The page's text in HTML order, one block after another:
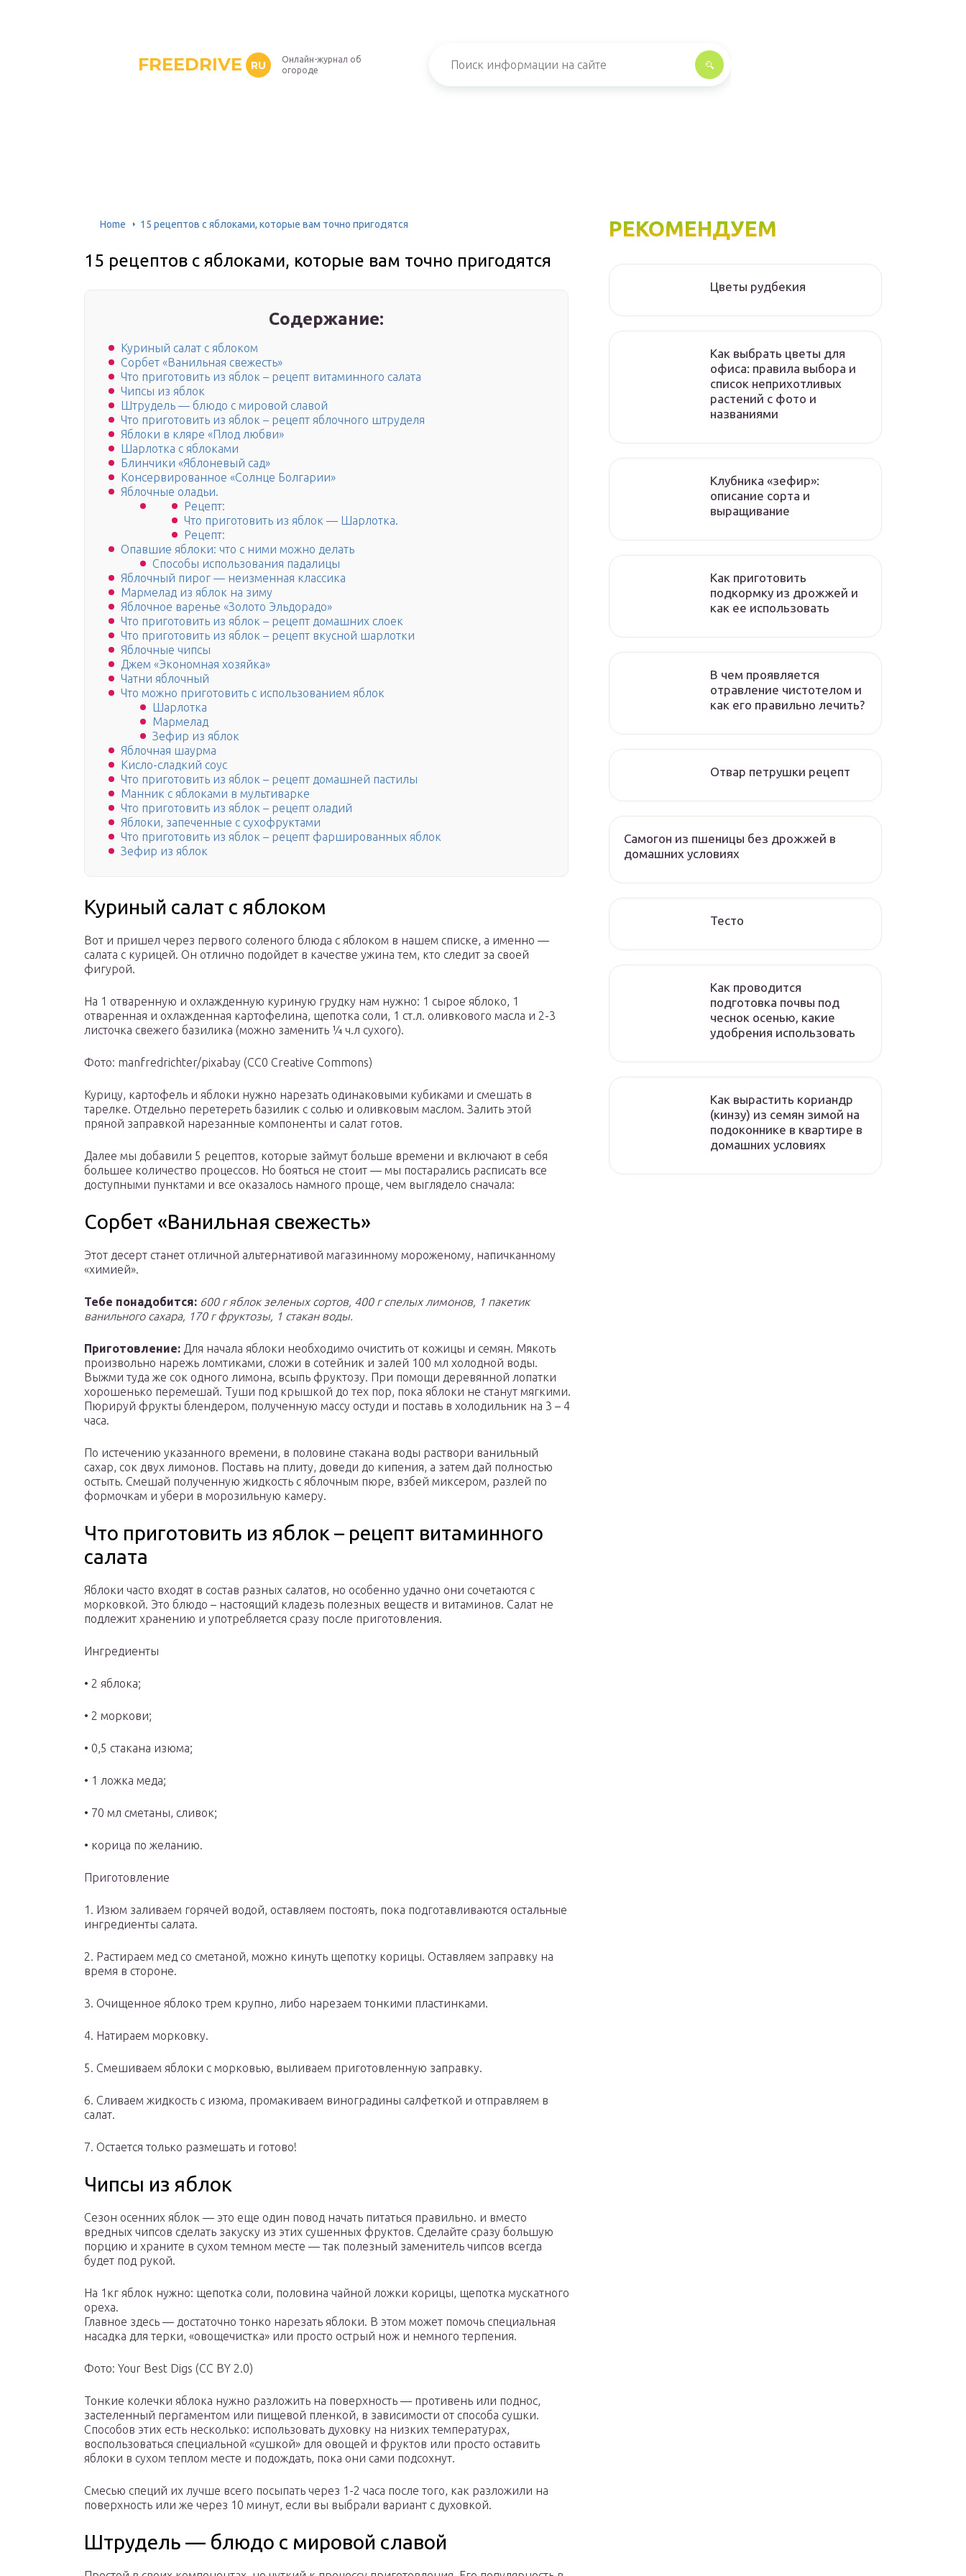
FREEDRIVE RU
Онлайн-журнал об
огороде
Home 15 рецептов с яблоками, которые вам точно пригодятся
15 рецептов с яблоками, которые вам точно пригодятся
Содержание:
Куриный салат с яблоком
Сорбет «Ванильная свежесть»
Что приготовить из яблок – рецепт витаминного салата
Чипсы из яблок
Штрудель — блюдо с мировой славой
Что приготовить из яблок – рецепт яблочного штруделя
Яблоки в кляре «Плод любви»
Шарлотка с яблоками
Блинчики «Яблоневый сад»
Консервированное «Солнце Болгарии»
Яблочные оладьи.
Рецепт:
Что приготовить из яблок — Шарлотка.
Рецепт:
Опавшие яблоки: что с ними можно делать
Способы использования падалицы
Яблочный пирог — неизменная классика
Мармелад из яблок на зиму
Яблочное варенье «Золото Эльдорадо»
Что приготовить из яблок – рецепт домашних слоек
Что приготовить из яблок – рецепт вкусной шарлотки
Яблочные чипсы
Джем «Экономная хозяйка»
Чатни яблочный
Что можно приготовить с использованием яблок
Шарлотка
Мармелад
Зефир из яблок
Яблочная шаурма
Кисло-сладкий соус
Что приготовить из яблок – рецепт домашней пастилы
Манник с яблоками в мультиварке
Что приготовить из яблок – рецепт оладий
Яблоки, запеченные с сухофруктами
Что приготовить из яблок – рецепт фаршированных яблок
Зефир из яблок
Куриный салат с яблоком
Вот и пришел через первого соленого блюда с яблоком в нашем списке, а именно —
салата с курицей. Он отлично подойдет в качестве ужина тем, кто следит за своей
фигурой.
На 1 отваренную и охлажденную куриную грудку нам нужно: 1 сырое яблоко, 1
отваренная и охлажденная картофелина, щепотка соли, 1 ст.л. оливкового масла и 2-3
листочка свежего базилика (можно заменить ¼ ч.л сухого).
Фото: manfredrichter/pixabay (CC0 Creative Commons)
Курицу, картофель и яблоки нужно нарезать одинаковыми кубиками и смешать в
тарелке. Отдельно перетереть базилик с солью и оливковым маслом. Залить этой
пряной заправкой нарезанные компоненты и салат готов.
Далее мы добавили 5 рецептов, которые займут больше времени и включают в себя
большее количество процессов. Но бояться не стоит — мы постарались расписать все
доступными пунктами и все оказалось намного проще, чем выглядело сначала:
Сорбет «Ванильная свежесть»
Этот десерт станет отличной альтернативой магазинному мороженому, напичканному
«химией».
Тебе понадобится: 600 г яблок зеленых сортов, 400 г спелых лимонов, 1 пакетик
ванильного сахара, 170 г фруктозы, 1 стакан воды.
Приготовление: Для начала яблоки необходимо очистить от кожицы и семян. Мякоть
произвольно нарежь ломтиками, сложи в сотейник и залей 100 мл холодной воды.
Выжми туда же сок одного лимона, всыпь фруктозу. При помощи деревянной лопатки
хорошенько перемешай. Туши под крышкой до тех пор, пока яблоки не станут мягкими.
Пюрируй фрукты блендером, полученную массу остуди и поставь в холодильник на 3 – 4
часа.
По истечению указанного времени, в половине стакана воды раствори ванильный
сахар, сок двух лимонов. Поставь на плиту, доведи до кипения, а затем дай полностью
остыть. Смешай полученную жидкость с яблочным пюре, взбей миксером, разлей по
формочкам и убери в морозильную камеру.
Что приготовить из яблок – рецепт витаминного
салата
Яблоки часто входят в состав разных салатов, но особенно удачно они сочетаются с
морковкой. Это блюдо – настоящий кладезь полезных веществ и витаминов. Салат не
подлежит хранению и употребляется сразу после приготовления.
Ингредиенты
• 2 яблока;
• 2 моркови;
• 0,5 стакана изюма;
• 1 ложка меда;
• 70 мл сметаны, сливок;
• корица по желанию.
Приготовление
1. Изюм заливаем горячей водой, оставляем постоять, пока подготавливаются остальные
ингредиенты салата.
2. Растираем мед со сметаной, можно кинуть щепотку корицы. Оставляем заправку на
время в стороне.
3. Очищенное яблоко трем крупно, либо нарезаем тонкими пластинками.
4. Натираем морковку.
5. Смешиваем яблоки с морковью, выливаем приготовленную заправку.
6. Сливаем жидкость с изюма, промакиваем виноградины салфеткой и отправляем в
салат.
7. Остается только размешать и готово!
Чипсы из яблок
Сезон осенних яблок — это еще один повод начать питаться правильно. и вместо
вредных чипсов сделать закуску из этих сушенных фруктов. Сделайте сразу большую
порцию и храните в сухом темном месте — так полезный заменитель чипсов всегда
будет под рукой.
На 1кг яблок нужно: щепотка соли, половина чайной ложки корицы, щепотка мускатного
ореха.
Главное здесь — достаточно тонко нарезать яблоки. В этом может помочь специальная
насадка для терки, «овощечистка» или просто острый нож и немного терпения.
Фото: Your Best Digs (CC BY 2.0)
Тонкие колечки яблока нужно разложить на поверхность — противень или поднос,
застеленный пергаментом или пищевой пленкой, в зависимости от способа сушки.
Способов этих есть несколько: использовать духовку на низких температурах,
воспользоваться специальной «сушкой» для овощей и фруктов или просто оставить
яблоки в сухом теплом месте и подождать, пока они сами подсохнут.
Смесью специй их лучше всего посыпать через 1-2 часа после того, как разложили на
поверхность или же через 10 минут, если вы выбрали вариант с духовкой.
Штрудель — блюдо с мировой славой
РЕКОМЕНДУЕМ
Цветы рудбекия
Как выбрать цветы для
офиса: правила выбора и
список неприхотливых
растений с фото и
названиями
Клубника «зефир»:
описание сорта и
выращивание
Как приготовить
подкормку из дрожжей и
как ее использовать
В чем проявляется
отравление чистотелом и
как его правильно лечить?
Отвар петрушки рецепт
Самогон из пшеницы без дрожжей в
домашних условиях
Тесто
Как проводится
подготовка почвы под
чеснок осенью, какие
удобрения использовать
Как вырастить кориандр
(кинзу) из семян зимой на
подоконнике в квартире в
домашних условиях